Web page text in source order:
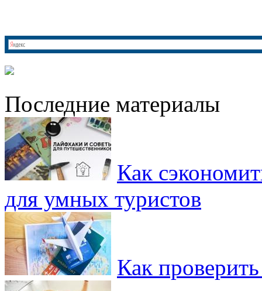
Последние материалы
Как
для умных туристов
Как